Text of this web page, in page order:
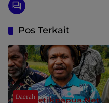
Pos Terkait
Daerah